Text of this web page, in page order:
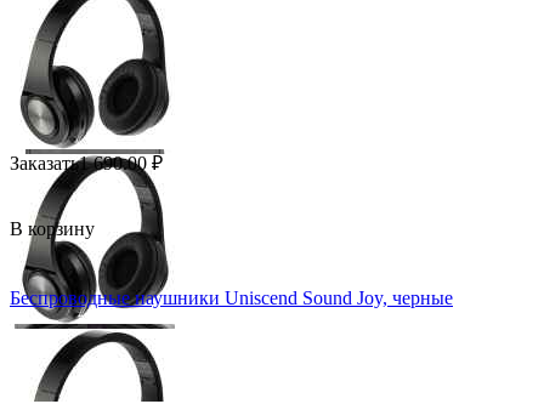
Заказать1 690.00 ₽
В корзину
Беспроводные наушники Uniscend Sound Joy, черные